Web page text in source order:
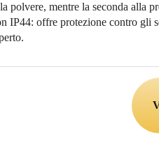
polvere, mentre la seconda alla
IP44: offre protezione contro gli